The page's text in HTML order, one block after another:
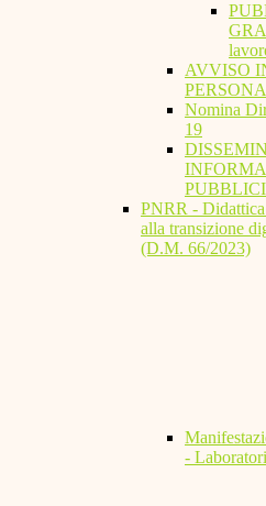
AVVISO
Nomina
19
PNRR -
alla transizione
(D.M. 66/2023)
-